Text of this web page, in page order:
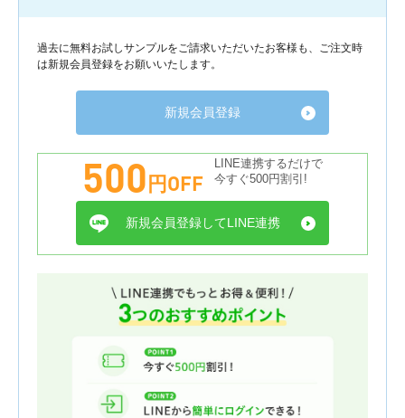
過去に無料お試しサンプルをご請求いただいたお客様も、ご注文時
は新規会員登録をお願いいたします。
新規会員登録
500円OFF
LINE連携するだけで
今すぐ500円割引!
新規会員登録してLINE連携